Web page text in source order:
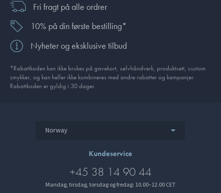
Fri fragt på alle ordrer
10% på din første bestilling*
Nyheter og eksklusive tilbud
*Rabattkoden kan ikke brukes på gavekort, sølvhåndverk, produkt­sett, custom
smykker, og kan heller ikke kombineres med andre rabatter og kampanjer.
Rabattkoden er gyldig i 30 dager.
Norway
Kundeservice
+45 38 14 90 44
Mandag, tirsdag, torsdag og fredag: 10.00–12.00 CET